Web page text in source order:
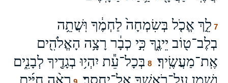
7 לֵ֣ךְ אֱכֹ֤ל בְּשִׂמְחָה֙ לַחְמֶ֔ךָ וּֽשֲׁתֵ֥ה
בְלֶב־ט֖וֹב יֵינֶ֑ךָ כִּ֣י כְבָ֔ר רָצָ֥ה הָאֱלֹהִ֖ים
אֶֽת־מַעֲשֶֽׂיךָ׃
8 בְּכָל־עֵ֕ת יִהְי֥וּ בְגָדֶ֖יךָ לְבָנִ֑ים
וְשֶׁ֖מֶן עַל־רֹאשְׁךָ֥ אַל־יֶחְסָֽר׃
רְאֵ֨ה חַיִּ֜ים